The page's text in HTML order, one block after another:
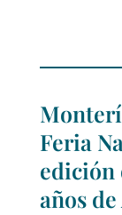
Feria
edición
años de